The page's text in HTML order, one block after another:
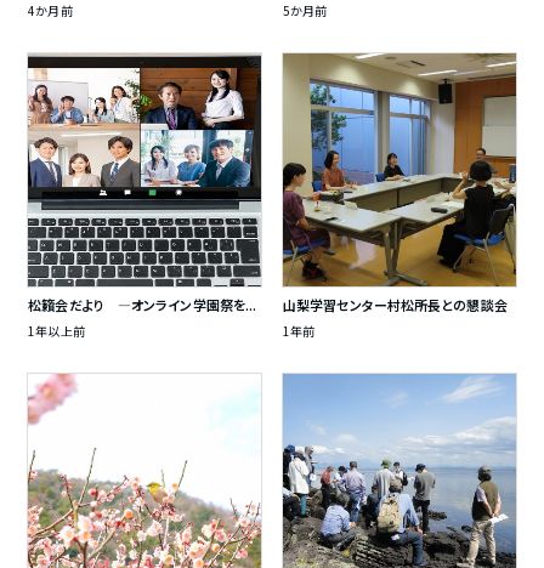
4か月前 5か月前
松籟会だより ―オンライン学園祭を...
1年以上前
山梨学習センター村松所長との懇談会
1年前